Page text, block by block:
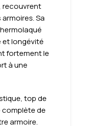
recouvrent
Sa
et longévité
fortement le
à une
top de
de
armoire.